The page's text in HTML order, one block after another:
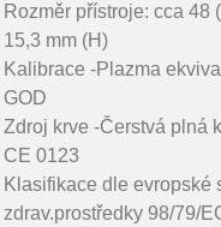
Rozměr přístroje: cca 48
15,3 mm (H)
Kalibrace -Plazma
GOD
Zdroj krve -Čerstvá plná
CE 0123
Klasifikace dle evropské
zdrav.prostředky 98/79/